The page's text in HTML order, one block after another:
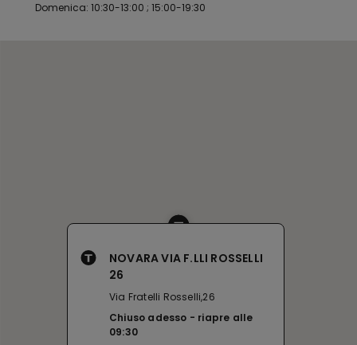
Domenica: 10:30-13:00 ; 15:00-19:30
NOVARA VIA F.LLI ROSSELLI
26
Via Fratelli Rosselli,26
Chiuso adesso
riapre alle
09:30